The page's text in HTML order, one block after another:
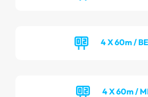
4 X 60m /
4 X 60m /